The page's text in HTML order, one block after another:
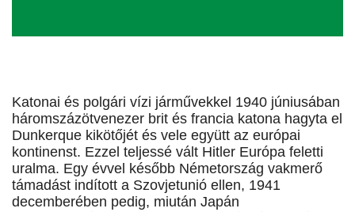
Katonai és polgári vízi járművekkel 1940 júniusában
háromszázötvenezer brit és francia katona hagyta el
Dunkerque kikötőjét és vele együtt az európai
kontinenst. Ezzel teljessé vált Hitler Európa feletti
uralma. Egy évvel később Németország vakmerő
támadást indított a Szovjetunió ellen, 1941
decemberében pedig, miután Japán